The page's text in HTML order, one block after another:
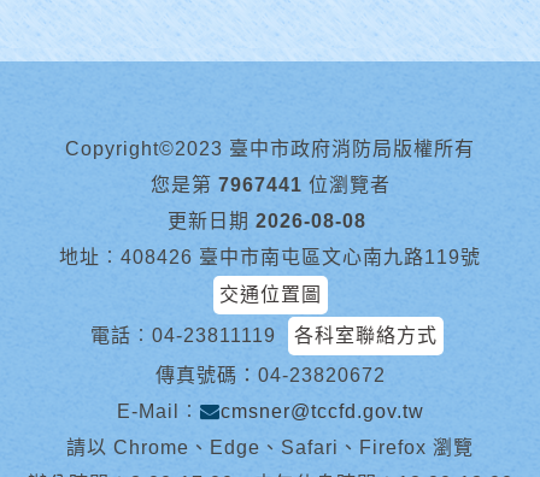
Copyright©2023 臺中市政府消防局版權所有
您是第 7967441 位瀏覽者
更新日期 2026-08-08
地址︰408426 臺中市南屯區文心南九路119號
交通位置圖
電話︰ 04-23811119
各科室聯絡方式
傳真號碼：04-23820672
E-Mail︰
cmsner@tccfd.gov.tw
請以 Chrome、Edge、Safari、Firefox 瀏覽